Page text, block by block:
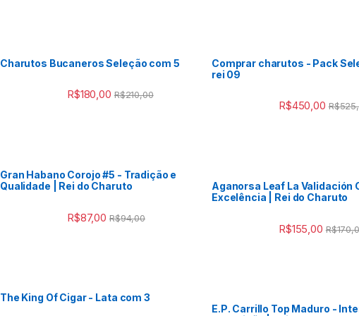
Charutos Bucaneros Seleção com 5
R$180,00 R$210,00
Gran Habano Corojo #5 - Tradição e
Qualidade | Rei do Charuto
R$87,00 R$94,00
The King Of Cigar - Lata com 3
Comprar charutos - Pack
rei 09
R$450,00 R$
Aganorsa Leaf La Validación
Excelência | Rei do Charuto
R$155,00 R$
E.P. Carrillo Top Maduro -